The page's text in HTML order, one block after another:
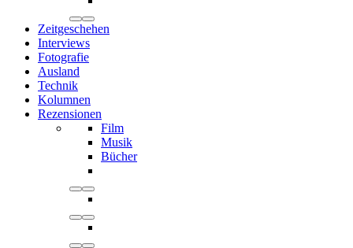
Zeitgeschehen
Interviews
Fotografie
Ausland
Technik
Kolumnen
Rezensionen
Film
Musik
Bücher